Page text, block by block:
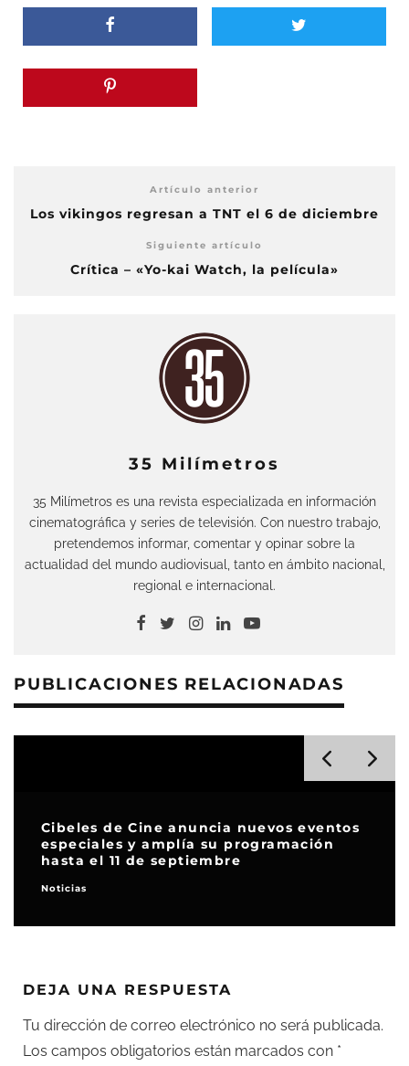
Artículo anterior
Los vikingos regresan a TNT el 6 de diciembre
Siguiente artículo
Crítica – «Yo-kai Watch, la película»
35 Milímetros
35 Milímetros es una revista especializada en información
cinematográfica y series de televisión. Con nuestro trabajo,
pretendemos informar, comentar y opinar sobre la
actualidad del mundo audiovisual, tanto en ámbito nacional,
regional e internacional.
PUBLICACIONES RELACIONADAS
Cibeles de Cine anuncia nuevos eventos
especiales y amplía su programación
hasta el 11 de septiembre
Noticias
DEJA UNA RESPUESTA
Tu dirección de correo electrónico no será publicada.
Los campos obligatorios están marcados con *